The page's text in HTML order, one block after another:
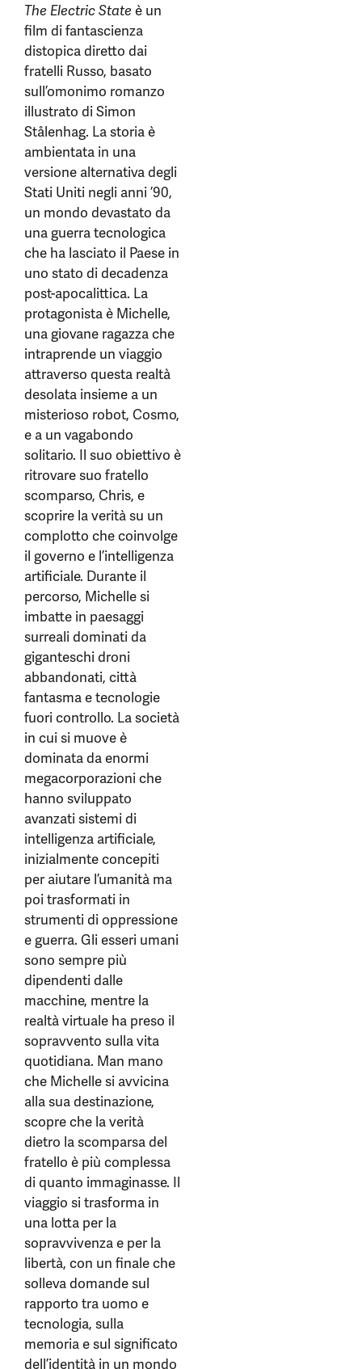
The Electric State è un
film di fantascienza
distopica diretto dai
fratelli Russo, basato
sull’omonimo romanzo
illustrato di Simon
Stålenhag. La storia è
ambientata in una
versione alternativa degli
Stati Uniti negli anni ’90,
un mondo devastato da
una guerra tecnologica
che ha lasciato il Paese in
uno stato di decadenza
post-apocalittica. La
protagonista è Michelle,
una giovane ragazza che
intraprende un viaggio
attraverso questa realtà
desolata insieme a un
misterioso robot, Cosmo,
e a un vagabondo
solitario. Il suo obiettivo è
ritrovare suo fratello
scomparso, Chris, e
scoprire la verità su un
complotto che coinvolge
il governo e l’intelligenza
artificiale. Durante il
percorso, Michelle si
imbatte in paesaggi
surreali dominati da
giganteschi droni
abbandonati, città
fantasma e tecnologie
fuori controllo. La società
in cui si muove è
dominata da enormi
megacorporazioni che
hanno sviluppato
avanzati sistemi di
intelligenza artificiale,
inizialmente concepiti
per aiutare l’umanità ma
poi trasformati in
strumenti di oppressione
e guerra. Gli esseri umani
sono sempre più
dipendenti dalle
macchine, mentre la
realtà virtuale ha preso il
sopravvento sulla vita
quotidiana. Man mano
che Michelle si avvicina
alla sua destinazione,
scopre che la verità
dietro la scomparsa del
fratello è più complessa
di quanto immaginasse. Il
viaggio si trasforma in
una lotta per la
sopravvivenza e per la
libertà, con un finale che
solleva domande sul
rapporto tra uomo e
tecnologia, sulla
memoria e sul significato
dell’identità in un mondo